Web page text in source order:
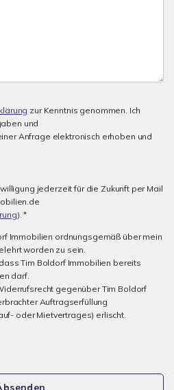
zur Kenntnis genommen. Ich
und
Anfrage elektronisch erhoben und
jederzeit für die Zukunft per Mail
). *
Immobilien ordnungsgemäß über mein
worden zu sein.
Tim Boldorf Immobilien bereits
darf.
gegenüber Tim Boldorf
Auftragserfüllung
oder Mietvertrages) erlischt.